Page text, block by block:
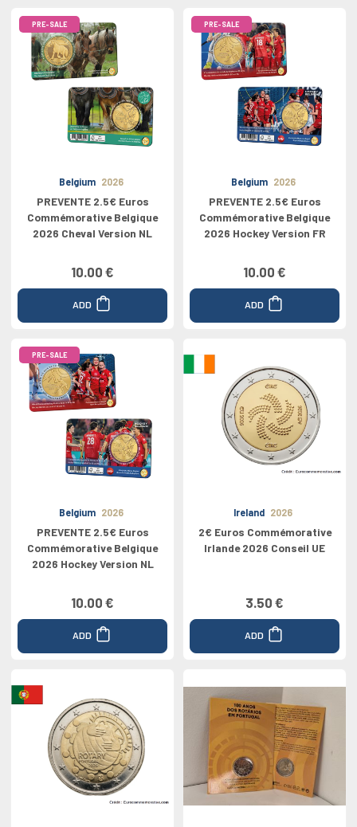
PRE-SALE
Belgium 2026
PREVENTE 2.5€ Euros
Commémorative Belgique
2026 Cheval Version NL
10.00 €
ADD
PRE-SALE
Belgium 2026
PREVENTE 2.5€ Euros
Commémorative Belgique
2026 Hockey Version FR
10.00 €
ADD
PRE-SALE
Belgium 2026
PREVENTE 2.5€ Euros
Commémorative Belgique
2026 Hockey Version NL
10.00 €
ADD
Ireland 2026
2€ Euros Commémorative
Irlande 2026 Conseil UE
3.50 €
ADD